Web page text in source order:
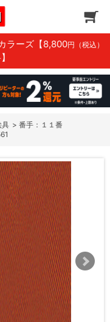
ラーズ 【8,800円（税込）
具 > 番手：１１番